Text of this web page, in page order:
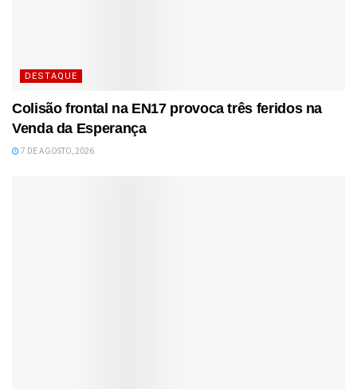
DESTAQUE
Colisão frontal na EN17 provoca três feridos na
Venda da Esperança
7 DE AGOSTO, 2026